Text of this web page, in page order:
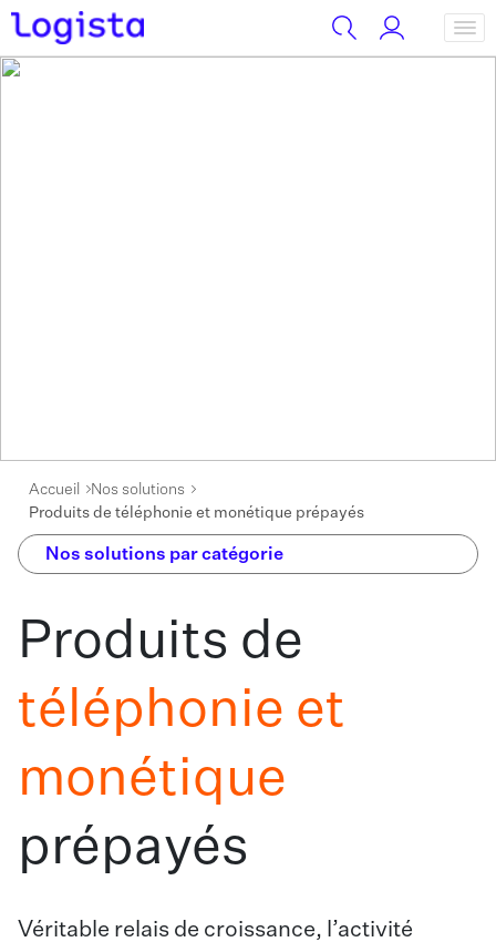
Accueil
Nos solutions
Produits de téléphonie et monétique prépayés
Nos solutions par catégorie
Produits de
téléphonie et
monétique
prépayés
Véritable relais de croissance, l’activité